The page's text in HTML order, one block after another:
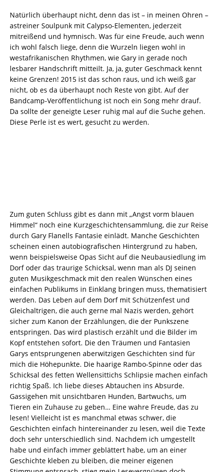
Natürlich überhaupt nicht, denn das ist – in meinen Ohren –
astreiner Soulpunk mit Calypso-Elementen, jederzeit
mitreißend und hymnisch. Was für eine Freude, auch wenn
ich wohl falsch liege, denn die Wurzeln liegen wohl in
westafrikanischen Rhythmen, wie Gary in gerade noch
lesbarer Handschrift mitteilt. Ja, ja, guter Geschmack kennt
keine Grenzen! 2015 ist das schon raus, und ich weiß gar
nicht, ob es da überhaupt noch Reste von gibt. Auf der
Bandcamp-Veröffentlichung ist noch ein Song mehr drauf.
Da sollte der geneigte Leser ruhig mal auf die Suche gehen.
Diese Perle ist es wert, gesucht zu werden.
Zum guten Schluss gibt es dann mit „Angst vorm blauen
Himmel“ noch eine Kurzgeschichtensammlung, die zur Reise
durch Gary Flanells Fantasie einlädt. Manche Geschichten
scheinen einen autobiografischen Hintergrund zu haben,
wenn beispielsweise Opas Sicht auf die Neubausiedlung im
Dorf oder das traurige Schicksal, wenn man als DJ seinen
guten Musikgeschmack mit den realen Wünschen eines
einfachen Publikums in Einklang bringen muss, thematisiert
werden. Das Leben auf dem Dorf mit Schützenfest und
Gleichaltrigen, die auch gerne mal Nazis werden, gehört
sicher zum Kanon der Erzählungen, die der Punkszene
entspringen. Das wird plastisch erzählt und die Bilder im
Kopf entstehen sofort. Die den Träumen und Fantasien
Garys entsprungenen aberwitzigen Geschichten sind für
mich die Höhepunkte. Die haarige Rambo-Spinne oder das
Schicksal des fetten Wellensittichs Schlipsie machen einfach
richtig Spaß. Ich liebe dieses Abtauchen ins Absurde.
Gassigehen mit unsichtbaren Hunden, Bartwuchs, um
Tieren ein Zuhause zu geben… Eine wahre Freude, das zu
lesen! Vielleicht ist es manchmal etwas schwer, die
Geschichten einfach hintereinander zu lesen, weil die Texte
doch sehr unterschiedlich sind. Nachdem ich umgestellt
habe und einfach immer geblättert habe, um an einer
Geschichte kleben zu bleiben, die meiner eigenen